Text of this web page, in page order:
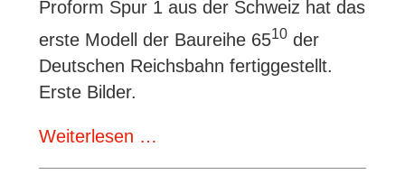
Proform Spur 1 aus der Schweiz hat das
erste Modell der Baureihe 6510der
Deutschen Reichsbahn fertiggestellt.
Erste Bilder.
Weiterlesen …